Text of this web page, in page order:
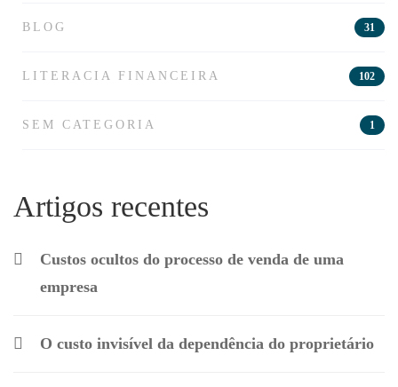
BLOG 31
LITERACIA FINANCEIRA 102
SEM CATEGORIA 1
Artigos recentes
Custos ocultos do processo de venda de uma
empresa
O custo invisível da dependência do proprietário